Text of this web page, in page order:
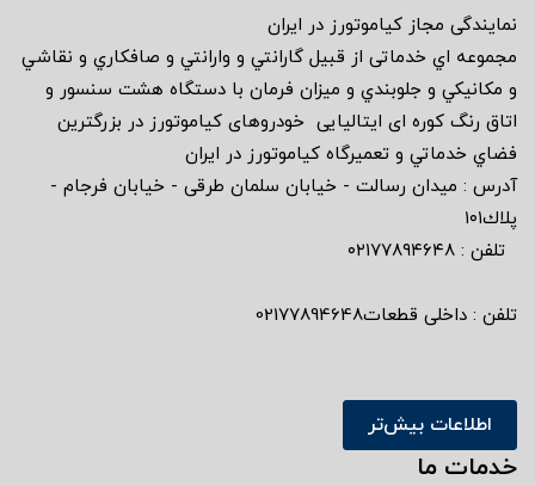
نمايندگى مجاز كياموتورز در ايران
مجموعه اي خدماتى از قبيل گارانتي و وارانتي و صافكاري و نقاشي
و مكانيكي و جلوبندي و ميزان فرمان با دستگاه هشت سنسور و
اتاق رنگ كوره اى ايتاليايى خودروهاى كياموتورز در بزرگترين
فضاي خدماتي و تعميرگاه كياموتورز در ايران
آدرس : ميدان رسالت - خيابان سلمان طرقى - خيابان فرجام -
پلاك١٠١
تلفن : ٠٢١٧٧٨٩٤٦٤٨
تلفن : داخلی قطعات02177894648
اطلاعات بیش‌تر
خدمات ما